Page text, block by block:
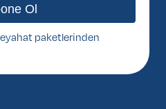
paketlerinden